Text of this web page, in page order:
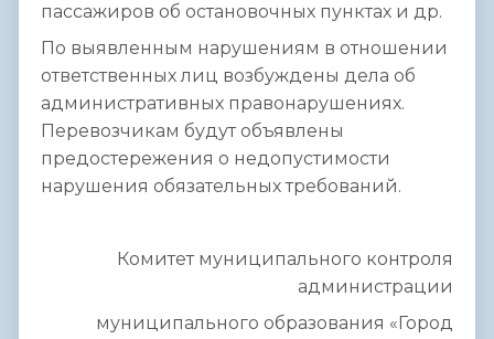
пассажиров об остановочных пунктах и др.
По выявленным нарушениям в отношении
ответственных лиц возбуждены дела об
административных правонарушениях.
Перевозчикам будут объявлены
предостережения о недопустимости
нарушения обязательных требований.
Комитет муниципального контроля
администрации
муниципального образования «Город